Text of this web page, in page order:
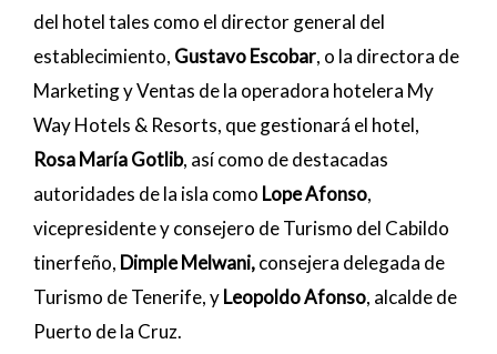
del hotel tales como el director general del
establecimiento, Gustavo Escobar, o la directora de
Marketing y Ventas de la operadora hotelera My
Way Hotels & Resorts, que gestionará el hotel,
Rosa María Gotlib, así como de destacadas
autoridades de la isla como Lope Afonso,
vicepresidente y consejero de Turismo del Cabildo
tinerfeño, Dimple Melwani,consejera delegada de
Turismo de Tenerife, yLeopoldo Afonso, alcalde de
Puerto de la Cruz.